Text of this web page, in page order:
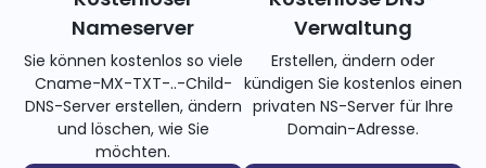
Nameserver
Sie können kostenlos so viele
Cname-MX-TXT-..-Child-
DNS-Server erstellen, ändern
und löschen, wie Sie
möchten.
Verwaltung
Erstellen, ändern oder
kündigen Sie kostenlos einen
privaten NS-Server für Ihre
Domain-Adresse.